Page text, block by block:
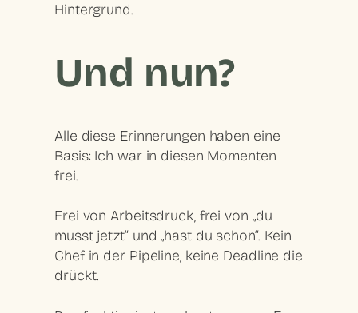
Hintergrund.
Und nun?
Alle diese Erinnerungen haben eine
Basis: Ich war in diesen Momenten
frei.
Frei von Arbeitsdruck, frei von „du
musst jetzt“ und „hast du schon“. Kein
Chef in der Pipeline, keine Deadline die
drückt.